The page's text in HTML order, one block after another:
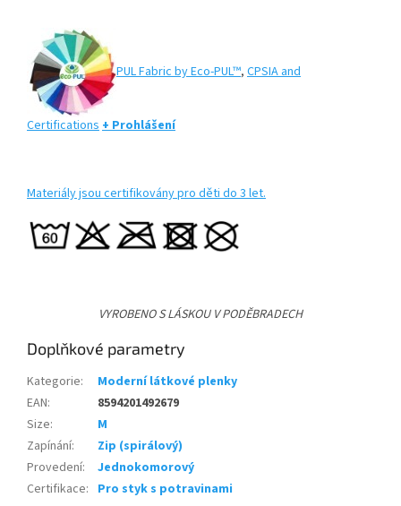
PUL Fabric by Eco-PUL™, CPSIA and
Certifications+ Prohlášení
Materiály jsou certifikovány pro děti do 3 let.
VYROBENO S LÁSKOU V PODĚBRADECH
Doplňkové parametry
Kategorie:
Moderní látkové plenky
EAN:
8594201492679
Size:
M
Zapínání:
Zip (spirálový)
Provedení:
Jednokomorový
Certifikace: Pro styk s potravinami